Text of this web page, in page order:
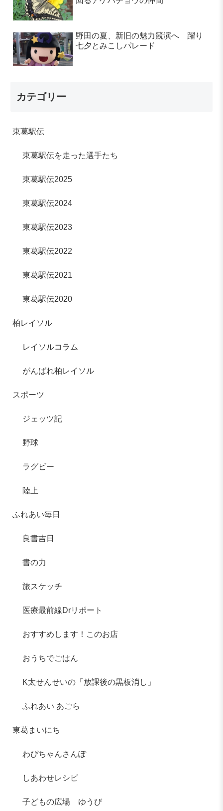
野田の夏、新旧の魅力競演へ 躍り
七夕とみこしパレード
カテゴリー
東葛駅伝
東葛駅伝を走った選手たち
東葛駅伝2025
東葛駅伝2024
東葛駅伝2023
東葛駅伝2022
東葛駅伝2021
東葛駅伝2020
柏レイソル
レイソルコラム
がんばれ柏レイソル
スポーツ
ジェッツ記
野球
ラグビー
陸上
ふれあい毎日
良書吉日
書の力
旅スケッチ
医療最前線Drリポート
おすすめします！このお店
おうちでごはん
K太せんせいの「放課後の黒板消し」
ふれあい あごら
東葛まいにち
わぴちゃんさんぽ
しあわせレシピ
子どもの広場 ゆうび